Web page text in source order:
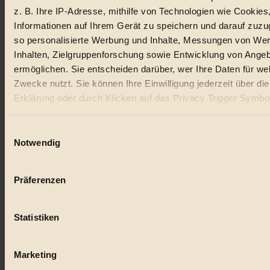
z. B. Ihre IP-Adresse, mithilfe von Technologien wie
Informationen auf Ihrem Gerät zu speichern und darauf
so personalisierte Werbung und Inhalte, Messungen von
Inhalten, Zielgruppenforschung sowie Entwicklung von
ermöglichen. Sie entscheiden darüber, wer Ihre Daten für
Zwecke nutzt. Sie können Ihre Einwilligung jederzeit über
Erklärung oder durch Klicken auf das Privacy Trigger
oder widerrufen
Wenn Sie es erlauben, würden wir auch gerne:
Ihr Gerät durch aktives Scannen nach bestimmten
Erfahren Sie mehr darüber, wie Ihre persönlichen Daten
Notwendig
Präferenzen
Statistiken
Marketing
Natur
kinderbuch
nachhaltig